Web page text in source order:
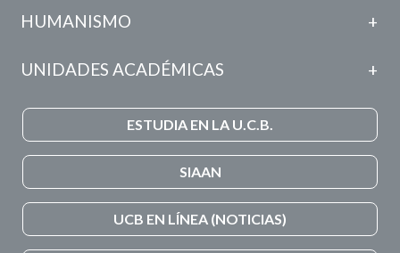
HUMANISMO
UNIDADES ACADÉMICAS
ESTUDIA EN LA U.C.B.
SIAAN
UCB EN LÍNEA (NOTICIAS)